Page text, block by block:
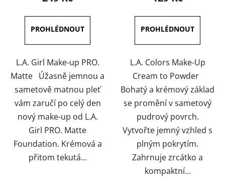
4,5
z
5
hvězdiček.
L.A. Girl Make-up PRO.
Matte Úžasně jemnou a
sametově matnou pleť
vám zaručí po celý den
nový make-up od L.A.
Girl PRO. Matte
Foundation. Krémová a
přitom tekutá...
4,0
z
5
hvězdiček.
L.A. Colors Make-Up
Cream to Powder
Bohatý a krémový základ
se promění v sametový
pudrový povrch.
Vytvořte jemný vzhled s
plným pokrytím.
Zahrnuje zrcátko a
kompaktní...